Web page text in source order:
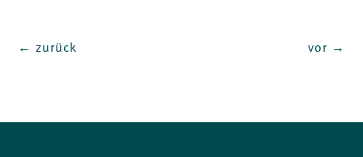
←zurück vor→